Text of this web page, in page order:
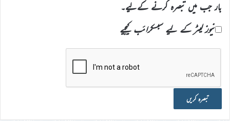
بار جب میں تبصرہ کرنے کےلیے۔
نیوز لیٹر کے لیے سبسکرائب کیجیے